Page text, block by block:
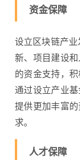
资金保障
设立区块链产
新、项目建设
的资金支持，
通过设立产业
提供更加丰富
求。
人才保障